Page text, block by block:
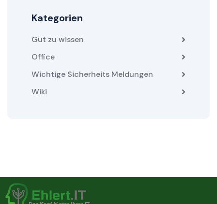
Kategorien
Gut zu wissen
Office
Wichtige Sicherheits Meldungen
Wiki